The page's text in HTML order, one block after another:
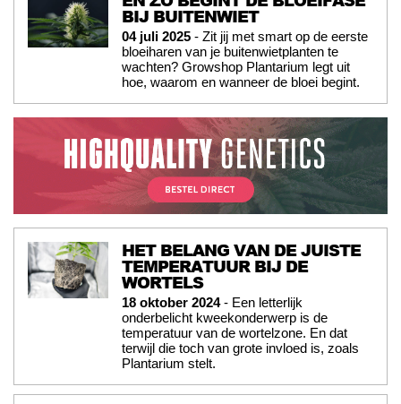
BIJ BUITENWIET
04 juli 2025 - Zit jij met smart op de eerste
bloeiharen van je buitenwietplanten te
wachten? Growshop Plantarium legt uit
hoe, waarom en wanneer de bloei begint.
HET BELANG VAN DE JUISTE
TEMPERATUUR BIJ DE
WORTELS
18 oktober 2024- Een letterlijk
onderbelicht kweekonderwerp is de
temperatuur van de wortelzone. En dat
terwijl die toch van grote invloed is, zoals
Plantarium stelt.